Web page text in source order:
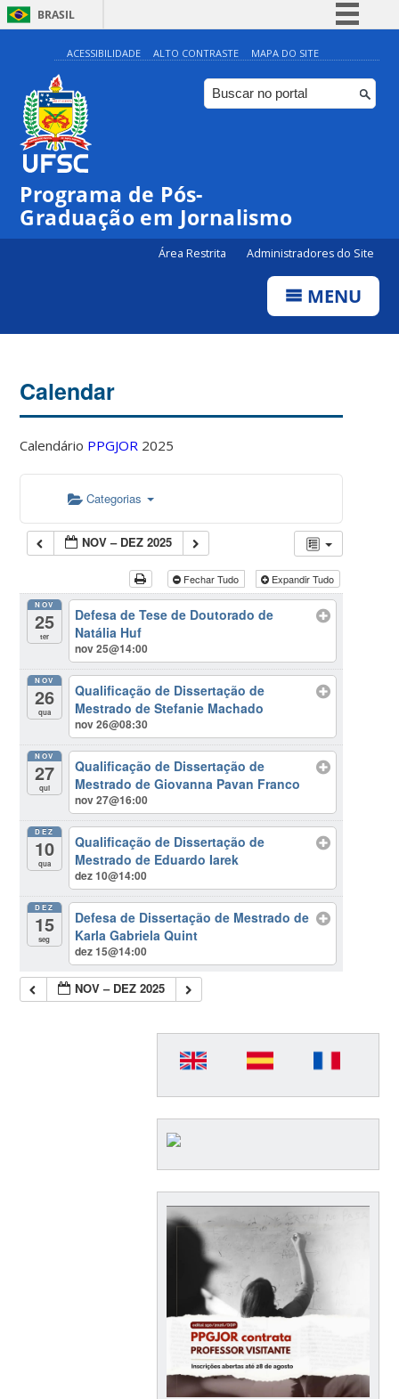
BRASIL
Simplifique!
Comunica BR
Participe
ACESSIBILIDADE ALTO CONTRASTE MAPA DO SITE
Programa de Pós-
Graduação em Jornalismo
Área Restrita Administradores do Site
MENU
Calendar
Calendário PPGJOR 2025
Categorias
NOV – DEZ 2025
Fechar Tudo Expandir Tudo
NOV
25
ter
Defesa de Tese de Doutorado de
Natália Huf
nov 25@14:00
NOV
26
qua
Qualificação de Dissertação de
Mestrado de Stefanie Machado
nov 26@08:30
NOV
27
qui
Qualificação de Dissertação de
Mestrado de Giovanna Pavan Franco
nov 27@16:00
DEZ
10
qua
Qualificação de Dissertação de
Mestrado de Eduardo Iarek
dez 10@14:00
DEZ
15
seg
Defesa de Dissertação de Mestrado de
Karla Gabriela Quint
dez 15@14:00
NOV – DEZ 2025